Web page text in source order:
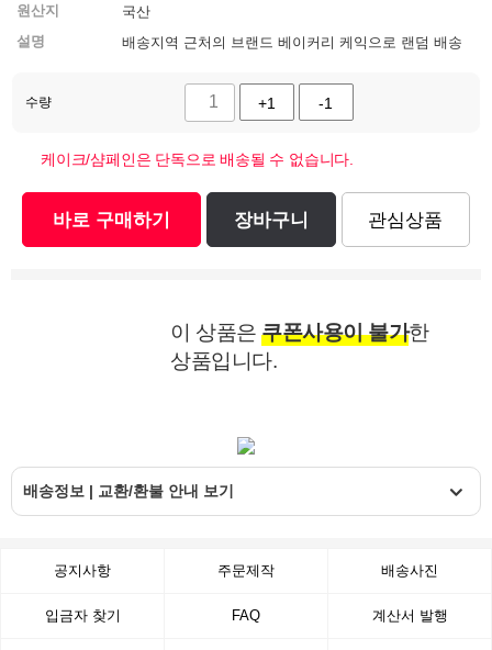
원산지
국산
설명
배송지역 근처의 브랜드 베이커리 케익으로 랜덤 배송
수량 +1 -1
케이크/샴페인은 단독으로 배송될 수 없습니다.
바로 구매하기 장바구니 관심상품
이 상품은 쿠폰사용이 불가한
상품입니다.
배송정보 | 교환/환불 안내 보기
공지사항 주문제작 배송사진
입금자 찾기 FAQ 계산서 발행